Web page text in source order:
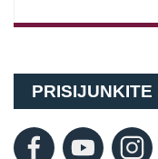
PRISIJUNKITE